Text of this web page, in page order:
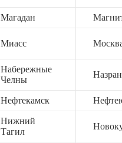
Магадан
Миасс
Набережные
Челны
Нефтекамск
Нижний
Тагил